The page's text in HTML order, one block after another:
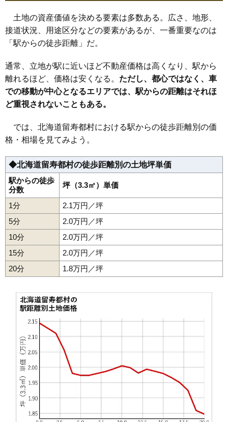
土地の資産価値を決める要素は多数ある。広さ、地形、
接道状況、用途区分などの要素があるが、一番重要なのは
「駅からの徒歩距離」だ。
通常、立地が駅に近いほど不動産価格は高くなり、駅から
離れるほど、価格は安くなる。 ただし、都心ではなく、車
での移動が中心となるエリアでは、駅からの距離はそれほ
ど重視されないこともある。
では、北海道留寿都村における駅からの徒歩距離別の価
格・相場を見てみよう。
◆北海道留寿都村の徒歩距離別の土地坪単価
駅からの徒歩
分数
坪（3.3㎡）単価
1分
2.1万円／坪
5分
2.0万円／坪
10分
2.0万円／坪
15分
2.0万円／坪
20分
1.8万円／坪